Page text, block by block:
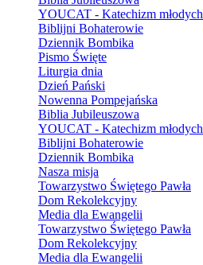
YOUCAT - Katechizm młodych
Biblijni Bohaterowie
Dziennik Bombika
Pismo Święte
Liturgia dnia
Dzień Pański
Nowenna Pompejańska
Biblia Jubileuszowa
YOUCAT - Katechizm młodych
Biblijni Bohaterowie
Dziennik Bombika
Nasza misja
Towarzystwo Świętego Pawła
Dom Rekolekcyjny
Media dla Ewangelii
Towarzystwo Świętego Pawła
Dom Rekolekcyjny
Media dla Ewangelii